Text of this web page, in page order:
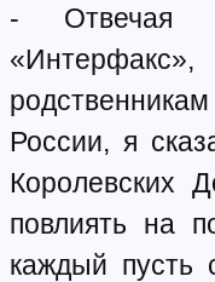
- Отвечая
России, я
Королевских
повлиять на
каждый пусть